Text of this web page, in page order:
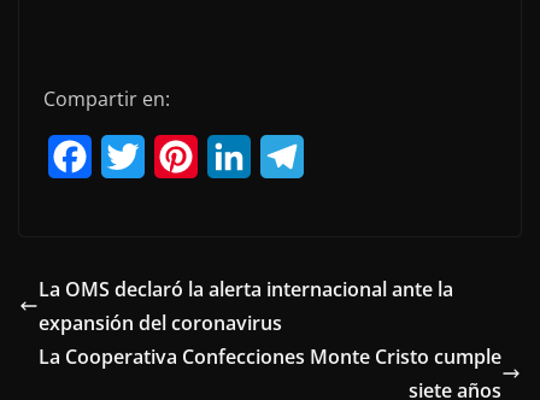
Compartir en:
e
b
o
t
t
e
t
e
r
k
e
d
e
r
La OMS declaró la alerta internacional ante la
expansión del coronavirus
La Cooperativa Confecciones Monte Cristo cumple
siete años